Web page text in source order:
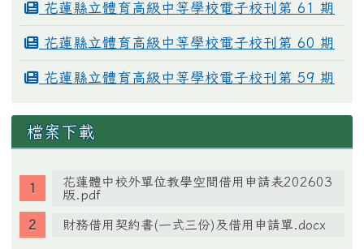
花蓮縣立體育高級中等學校電子校刊第 61 期
花蓮縣立體育高級中等學校電子校刊第 60 期
花蓮縣立體育高級中等學校電子校刊第 59 期
檔案下載
花蓮體中校外單位教學空間借用申請表202603
版.pdf
財務借用契約書(一式三份)及借用申請單.docx